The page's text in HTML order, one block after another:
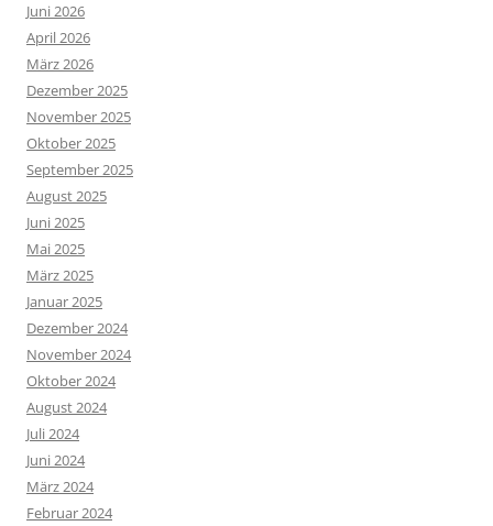
Juni 2026
April 2026
März 2026
Dezember 2025
November 2025
Oktober 2025
September 2025
August 2025
Juni 2025
Mai 2025
März 2025
Januar 2025
Dezember 2024
November 2024
Oktober 2024
August 2024
Juli 2024
Juni 2024
März 2024
Februar 2024